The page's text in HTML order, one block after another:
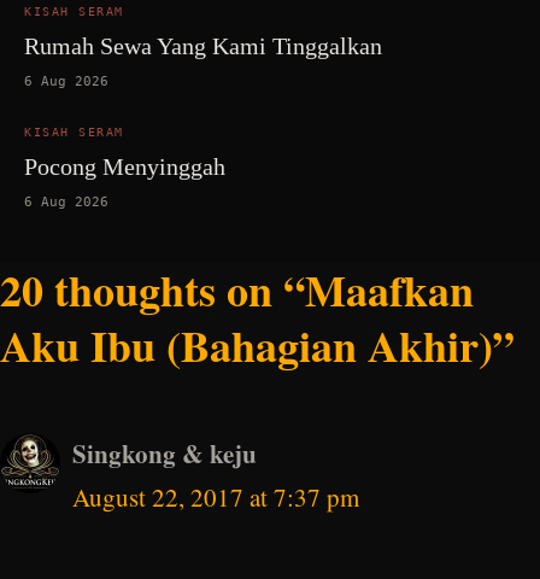
KISAH SERAM
Rumah Sewa Yang Kami Tinggalkan
6 Aug 2026
KISAH SERAM
Pocong Menyinggah
6 Aug 2026
20 thoughts on “Maafkan
Aku Ibu (Bahagian Akhir)”
Singkong & keju
August 22, 2017 at 7:37 pm